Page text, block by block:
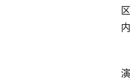
区
内
演